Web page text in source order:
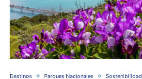
Destinos Parques Nacionales Sostenibilidad